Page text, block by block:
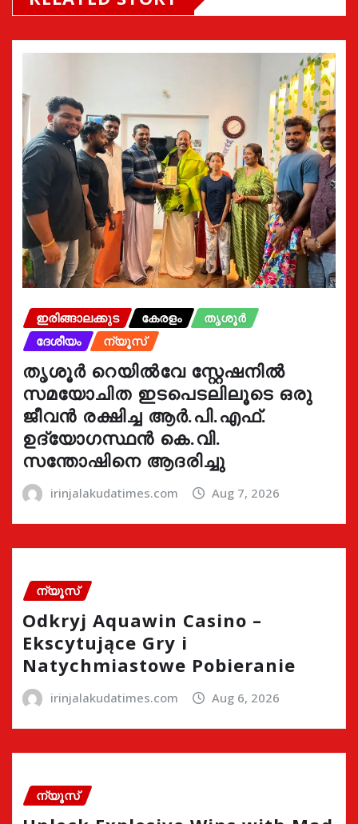
ഇരിങ്ങാലക്കുട കേരളം
തൃശൂർ
ദേശീയം
ന്യൂസ്
തൃശൂർ റെയിൽവേ സ്റ്റേഷനിൽ
സമയോചിത ഇടപെടലിലൂടെ ഒരു
ജീവൻ രക്ഷിച്ച ആർ.പി.എഫ്.
ഉദ്യോഗസ്ഥൻ കെ.വി.
സന്തോഷിനെ ആദരിച്ചു
irinjalakudatimes.com Aug 7, 2026
ന്യൂസ്
Odkryj Aquawin Casino –
Ekscytujące Gry i
Natychmiastowe Pobieranie
irinjalakudatimes.com Aug 6, 2026
ന്യൂസ്